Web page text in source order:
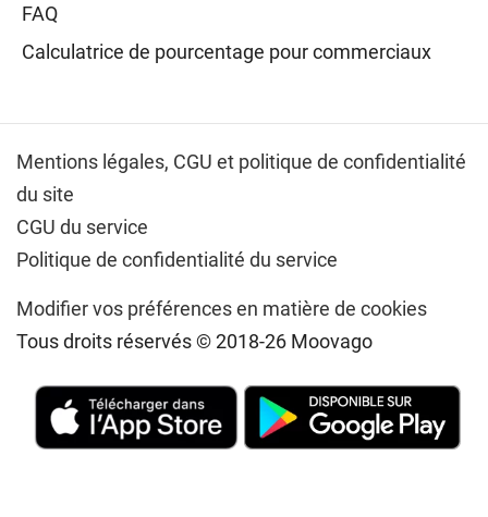
FAQ
Calculatrice de pourcentage pour commerciaux
Mentions légales, CGU et politique de confidentialité
du site
CGU du service
Politique de confidentialité du service
Modifier vos préférences en matière de cookies
Tous droits réservés © 2018-26 Moovago